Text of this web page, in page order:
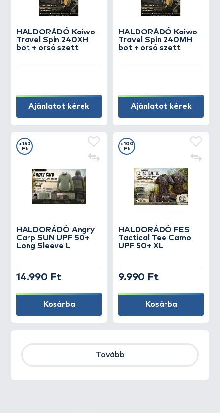
HALDORÁDÓ Kaiwo
Travel Spin 240XH
bot + orsó szett
Ajánlatot kérek
HALDORÁDÓ Kaiwo
Travel Spin 240MH
bot + orsó szett
Ajánlatot kérek
HALDORÁDÓ Angry
Carp SUN UPF 50+
Long Sleeve L
+150
Ft
14.990 Ft
Kosárba
HALDORÁDÓ FES
Tactical Tee Camo
UPF 50+ XL
+100
Ft
9.990 Ft
Kosárba
Tovább